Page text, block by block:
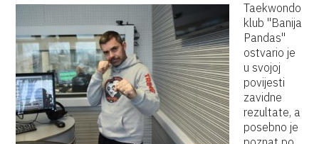
Taekwondo
klub "Banija
Pandas"
ostvario je
u svojoj
povijesti
zavidne
rezultate, a
posebno je